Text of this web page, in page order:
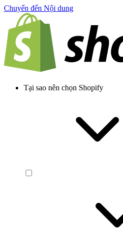
Chuyển đến Nội dung
Tại sao nên chọn Shopify